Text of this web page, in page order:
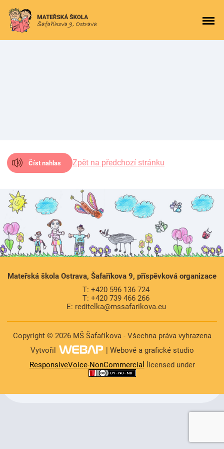
Číst nahlas Zpět na předchozí stránku
Mateřská škola Ostrava, Šafaříkova 9, příspěvková organizace
T: +420 596 136 724
T: +420 739 466 266
E: reditelka@mssafarikova.eu
Copyright © 2026 MŠ Šafaříkova - Všechna práva vyhrazena
Vytvořil
| Webové a grafické studio
ResponsiveVoice-NonCommercial
licensed under